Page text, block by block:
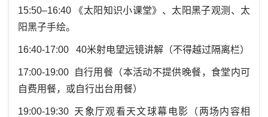
15:50–16:40 《太阳知识小课堂》、太阳黑子观测、太
阳黑子手绘。
16:40-17:00 40米射电望远镜讲解（不得越过隔离栏）
17:00-19:00 自行用餐（本活动不提供晚餐，食堂内可
自费用餐，或自行出台用餐）
19:00-19:30 天象厅观看天文球幕电影（两场内容相